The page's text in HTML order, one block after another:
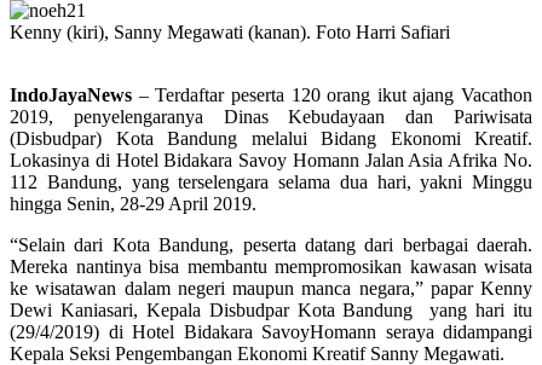
Kenny (kiri), Sanny Megawati (kanan). Foto Harri Safiari
IndoJayaNews – Terdaftar peserta 120 orang ikut ajang Vacathon
2019, penyelengaranya Dinas Kebudayaan dan Pariwisata
(Disbudpar) Kota Bandung melalui Bidang Ekonomi Kreatif.
Lokasinya di Hotel Bidakara Savoy Homann Jalan Asia Afrika No.
112 Bandung, yang terselengara selama dua hari, yakni Minggu
hingga Senin, 28-29 April 2019.
“Selain dari Kota Bandung, peserta datang dari berbagai daerah.
Mereka nantinya bisa membantu mempromosikan kawasan wisata
ke wisatawan dalam negeri maupun manca negara,” papar Kenny
Dewi Kaniasari, Kepala Disbudpar Kota Bandung yang hari itu
(29/4/2019) di Hotel Bidakara SavoyHomann seraya didampangi
Kepala Seksi Pengembangan Ekonomi Kreatif Sanny Megawati.